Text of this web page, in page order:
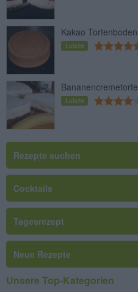
Kakao Tortenboden
Leicht
Bananencremetorte
Leicht
Rezepte suchen
Cocktails
Tagesrezept
Neue Rezepte
Unsere Top-Kategorien